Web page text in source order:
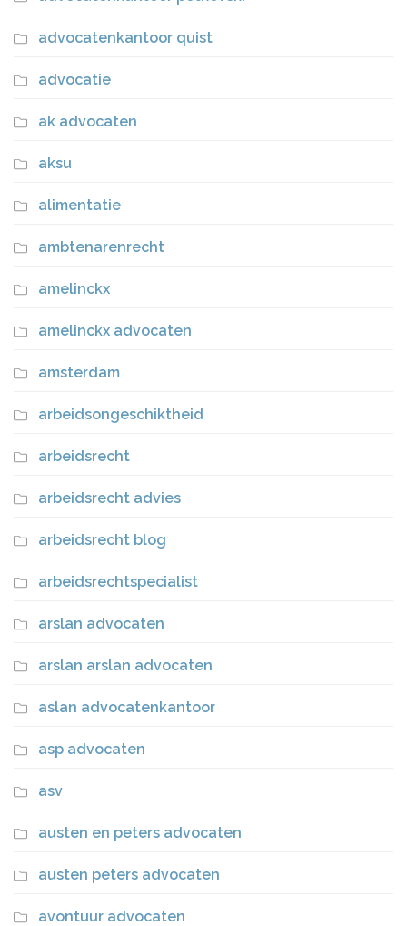
advocatenkantoor quist
advocatie
ak advocaten
aksu
alimentatie
ambtenarenrecht
amelinckx
amelinckx advocaten
amsterdam
arbeidsongeschiktheid
arbeidsrecht
arbeidsrecht advies
arbeidsrecht blog
arbeidsrechtspecialist
arslan advocaten
arslan arslan advocaten
aslan advocatenkantoor
asp advocaten
asv
austen en peters advocaten
austen peters advocaten
avontuur advocaten